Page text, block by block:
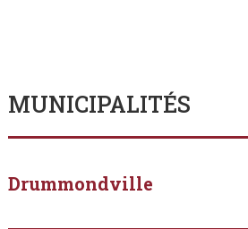
MUNICIPALITÉS
Drummondville